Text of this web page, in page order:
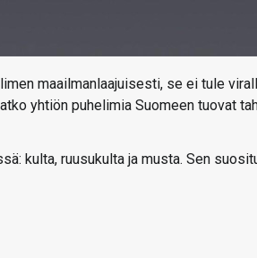
maailmanlaajuisesti, se ei tule
yhtiön puhelimia Suomeen tuovat
kulta, ruusukulta ja musta. Sen